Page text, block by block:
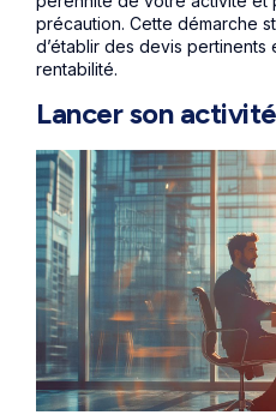
précaution. Cette démarche
d’établir des devis pertinents
rentabilité.
Lancer son